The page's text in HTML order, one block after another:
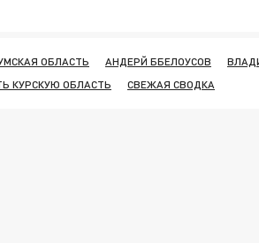
ОБЛАСТЬ АНДЕРЙ ББЕЛОУСОВ
КУРСКУЮ ОБЛАСТЬ СВЕЖАЯ СВОДКА